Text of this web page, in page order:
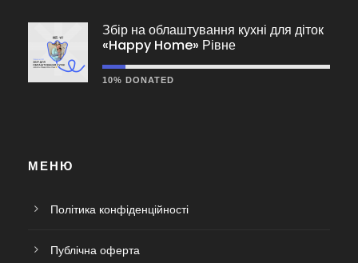
Збір на облаштування кухні для діток
«Happy Home» Рівне
10% DONATED
МЕНЮ
Політика конфіденційності
Публічна оферта